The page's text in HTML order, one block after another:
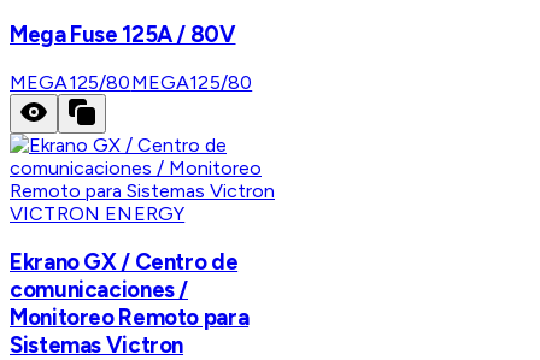
Mega Fuse 125A / 80V
MEGA125/80MEGA125/80
VICTRON ENERGY
Ekrano GX / Centro de
comunicaciones /
Monitoreo Remoto para
Sistemas Victron